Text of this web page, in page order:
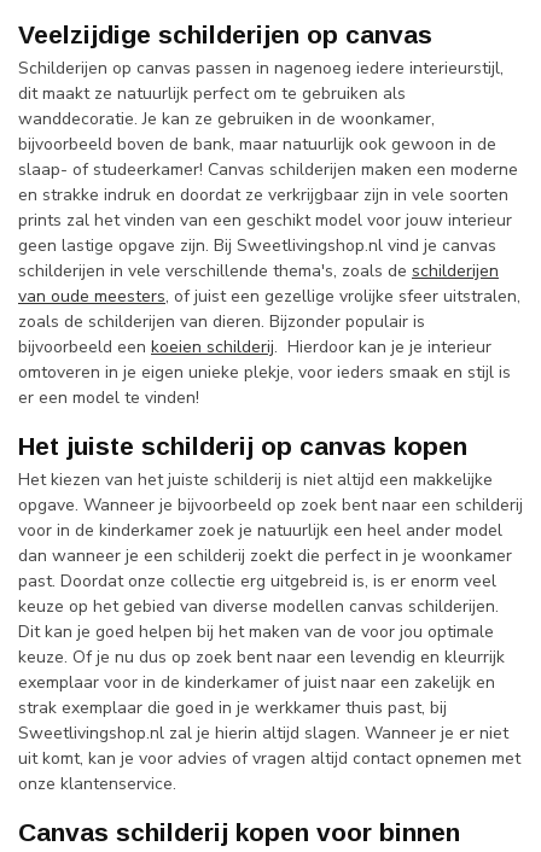
Veelzijdige schilderijen op canvas
Schilderijen op canvas passen in nagenoeg iedere interieurstijl,
dit maakt ze natuurlijk perfect om te gebruiken als
wanddecoratie. Je kan ze gebruiken in de woonkamer,
bijvoorbeeld boven de bank, maar natuurlijk ook gewoon in de
slaap- of studeerkamer! Canvas schilderijen maken een moderne
en strakke indruk en doordat ze verkrijgbaar zijn in vele soorten
prints zal het vinden van een geschikt model voor jouw interieur
geen lastige opgave zijn. Bij Sweetlivingshop.nl vind je canvas
schilderijen in vele verschillende thema's, zoals de schilderijen
van oude meesters, of juist een gezellige vrolijke sfeer uitstralen,
zoals de schilderijen van dieren. Bijzonder populair is
bijvoorbeeld een koeien schilderij. Hierdoor kan je je interieur
omtoveren in je eigen unieke plekje, voor ieders smaak en stijl is
er een model te vinden!
Het juiste schilderij op canvas kopen
Het kiezen van het juiste schilderij is niet altijd een makkelijke
opgave. Wanneer je bijvoorbeeld op zoek bent naar een schilderij
voor in de kinderkamer zoek je natuurlijk een heel ander model
dan wanneer je een schilderij zoekt die perfect in je woonkamer
past. Doordat onze collectie erg uitgebreid is, is er enorm veel
keuze op het gebied van diverse modellen canvas schilderijen.
Dit kan je goed helpen bij het maken van de voor jou optimale
keuze. Of je nu dus op zoek bent naar een levendig en kleurrijk
exemplaar voor in de kinderkamer of juist naar een zakelijk en
strak exemplaar die goed in je werkkamer thuis past, bij
Sweetlivingshop.nl zal je hierin altijd slagen. Wanneer je er niet
uit komt, kan je voor advies of vragen altijd contact opnemen met
onze klantenservice.
Canvas schilderij kopen voor binnen